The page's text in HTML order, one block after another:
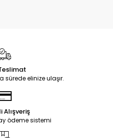
sürede elinize ulaşır.
Alışveriş
ödeme sistemi